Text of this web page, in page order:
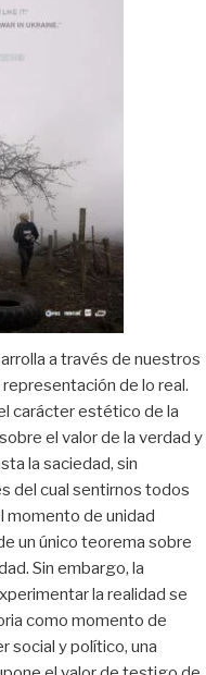
a través de nuestros
de lo real.
carácter estético de la
el valor de la verdad y
la saciedad, sin
del cual sentirnos todos
momento de unidad
un único teorema sobre
Sin embargo, la
la realidad se
como momento de
social y político, una